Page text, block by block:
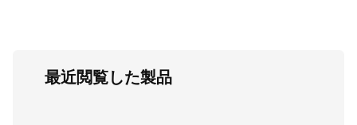
最近閲覧した製品